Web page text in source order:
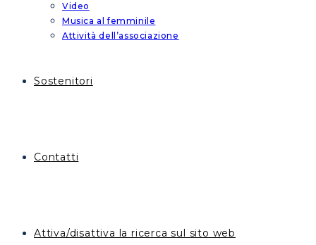
Video
Musica al femminile
Attività dell’associazione
Sostenitori
Contatti
Attiva/disattiva la ricerca sul sito web